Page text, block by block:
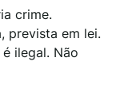
crime.
prevista em lei.
ilegal. Não